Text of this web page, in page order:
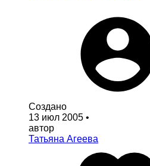
Создано
13 июл 2005 •
автор
Татьяна Агеева